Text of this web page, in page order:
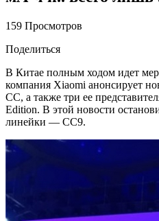
159 Просмотров
Поделиться
В Китае полным ходом идет
компания Xiaomi анонсирует
CC, а также три ее
Edition. В этой новости
линейки — CC9.